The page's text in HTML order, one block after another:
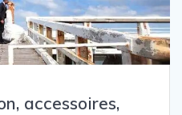
accessoires,